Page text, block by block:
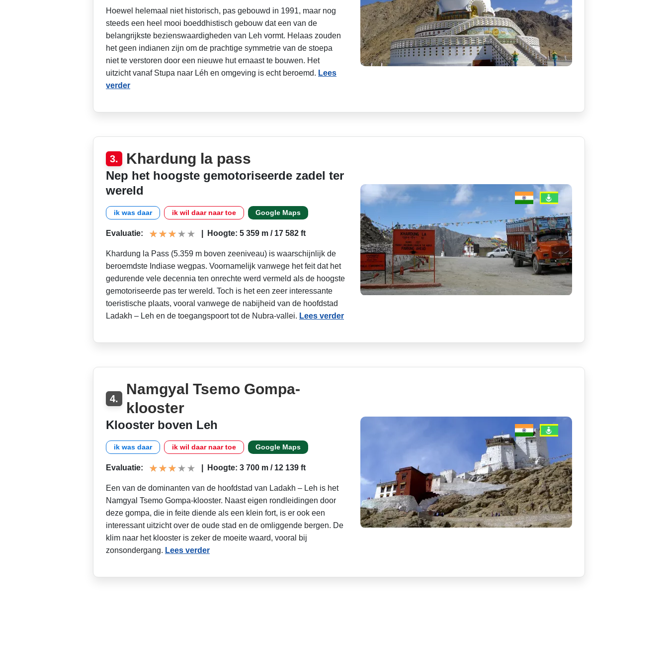
Hoewel helemaal niet historisch, pas gebouwd in 1991, maar nog
steeds een heel mooi boeddhistisch gebouw dat een van de
belangrijkste bezienswaardigheden van Leh vormt. Helaas zouden
het geen indianen zijn om de prachtige symmetrie van de stoepa
niet te verstoren door een nieuwe hut ernaast te bouwen. Het
uitzicht vanaf Stupa naar Léh en omgeving is echt beroemd. Lees
verder
3. Khardung la pass
Nep het hoogste gemotoriseerde zadel ter
wereld
ik was daar ik wil daar naar toe Google Maps
Evaluatie: Hoogte: 5 359 m / 17 582 ft
Khardung la Pass (5.359 m boven zeeniveau) is waarschijnlijk de
beroemdste Indiase wegpas. Voornamelijk vanwege het feit dat het
gedurende vele decennia ten onrechte werd vermeld als de hoogste
gemotoriseerde pas ter wereld. Toch is het een zeer interessante
toeristische plaats, vooral vanwege de nabijheid van de hoofdstad
Ladakh – Leh en de toegangspoort tot de Nubra-vallei. Lees verder
4.
Namgyal Tsemo Gompa-
klooster
Klooster boven Leh
ik was daar ik wil daar naar toe Google Maps
Evaluatie: Hoogte: 3 700 m / 12 139 ft
Een van de dominanten van de hoofdstad van Ladakh – Leh is het
Namgyal Tsemo Gompa-klooster. Naast eigen rondleidingen door
deze gompa, die in feite diende als een klein fort, is er ook een
interessant uitzicht over de oude stad en de omliggende bergen. De
klim naar het klooster is zeker de moeite waard, vooral bij
zonsondergang. Lees verder